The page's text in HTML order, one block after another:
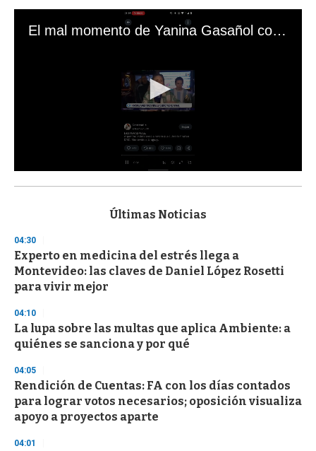
El mal momento de Yanina Gasañol con un hincha argentino en "Subrayado"
s
d
s
o
f
3
s
e
c
o
d
s
Últimas Noticias
04:30
Experto en medicina del estrés llega a
Montevideo: las claves de Daniel López Rosetti
para vivir mejor
04:10
La lupa sobre las multas que aplica Ambiente: a
quiénes se sanciona y por qué
04:05
Rendición de Cuentas: FA con los días contados
para lograr votos necesarios; oposición visualiza
apoyo a proyectos aparte
04:01